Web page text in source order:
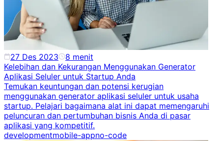
27 Des 2023 8 menit
Kelebihan dan Kekurangan Menggunakan Generator
Aplikasi Seluler untuk Startup Anda
Temukan keuntungan dan potensi kerugian
menggunakan generator aplikasi seluler untuk usaha
startup. Pelajari bagaimana alat ini dapat memengaruhi
peluncuran dan pertumbuhan bisnis Anda di pasar
aplikasi yang kompetitif.
developmentmobile-appno-code